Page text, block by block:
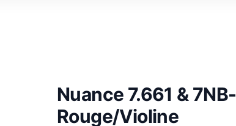
Nuance 7.661 & 7NB-
Rouge/Violine